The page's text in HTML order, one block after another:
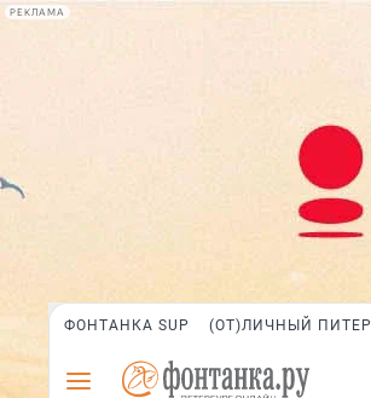
РЕКЛАМА
ФОНТАНКА SUP (ОТ)ЛИЧНЫЙ ПИТЕР